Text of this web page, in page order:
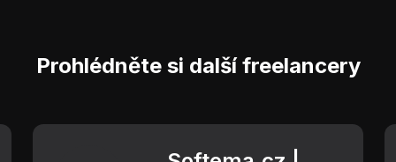
Prohlédněte si další freelancery